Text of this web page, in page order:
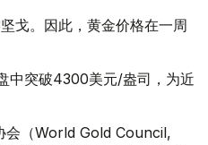
戈。因此，黄金价格在一周
中突破4300美元/盎司，为近
会（World Gold Council,